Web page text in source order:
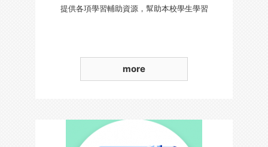
提供各項學習輔助資源，幫助本校學生學習
more